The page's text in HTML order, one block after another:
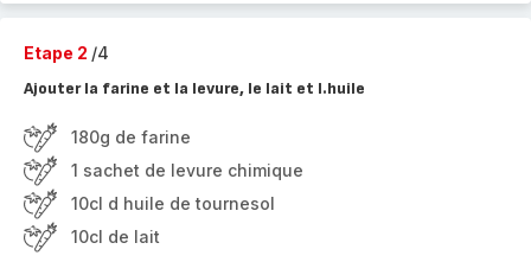
Etape 2 /4
Ajouter la farine et la levure, le lait et l.huile
180g de farine
1 sachet de levure chimique
10cl d huile de tournesol
10cl de lait